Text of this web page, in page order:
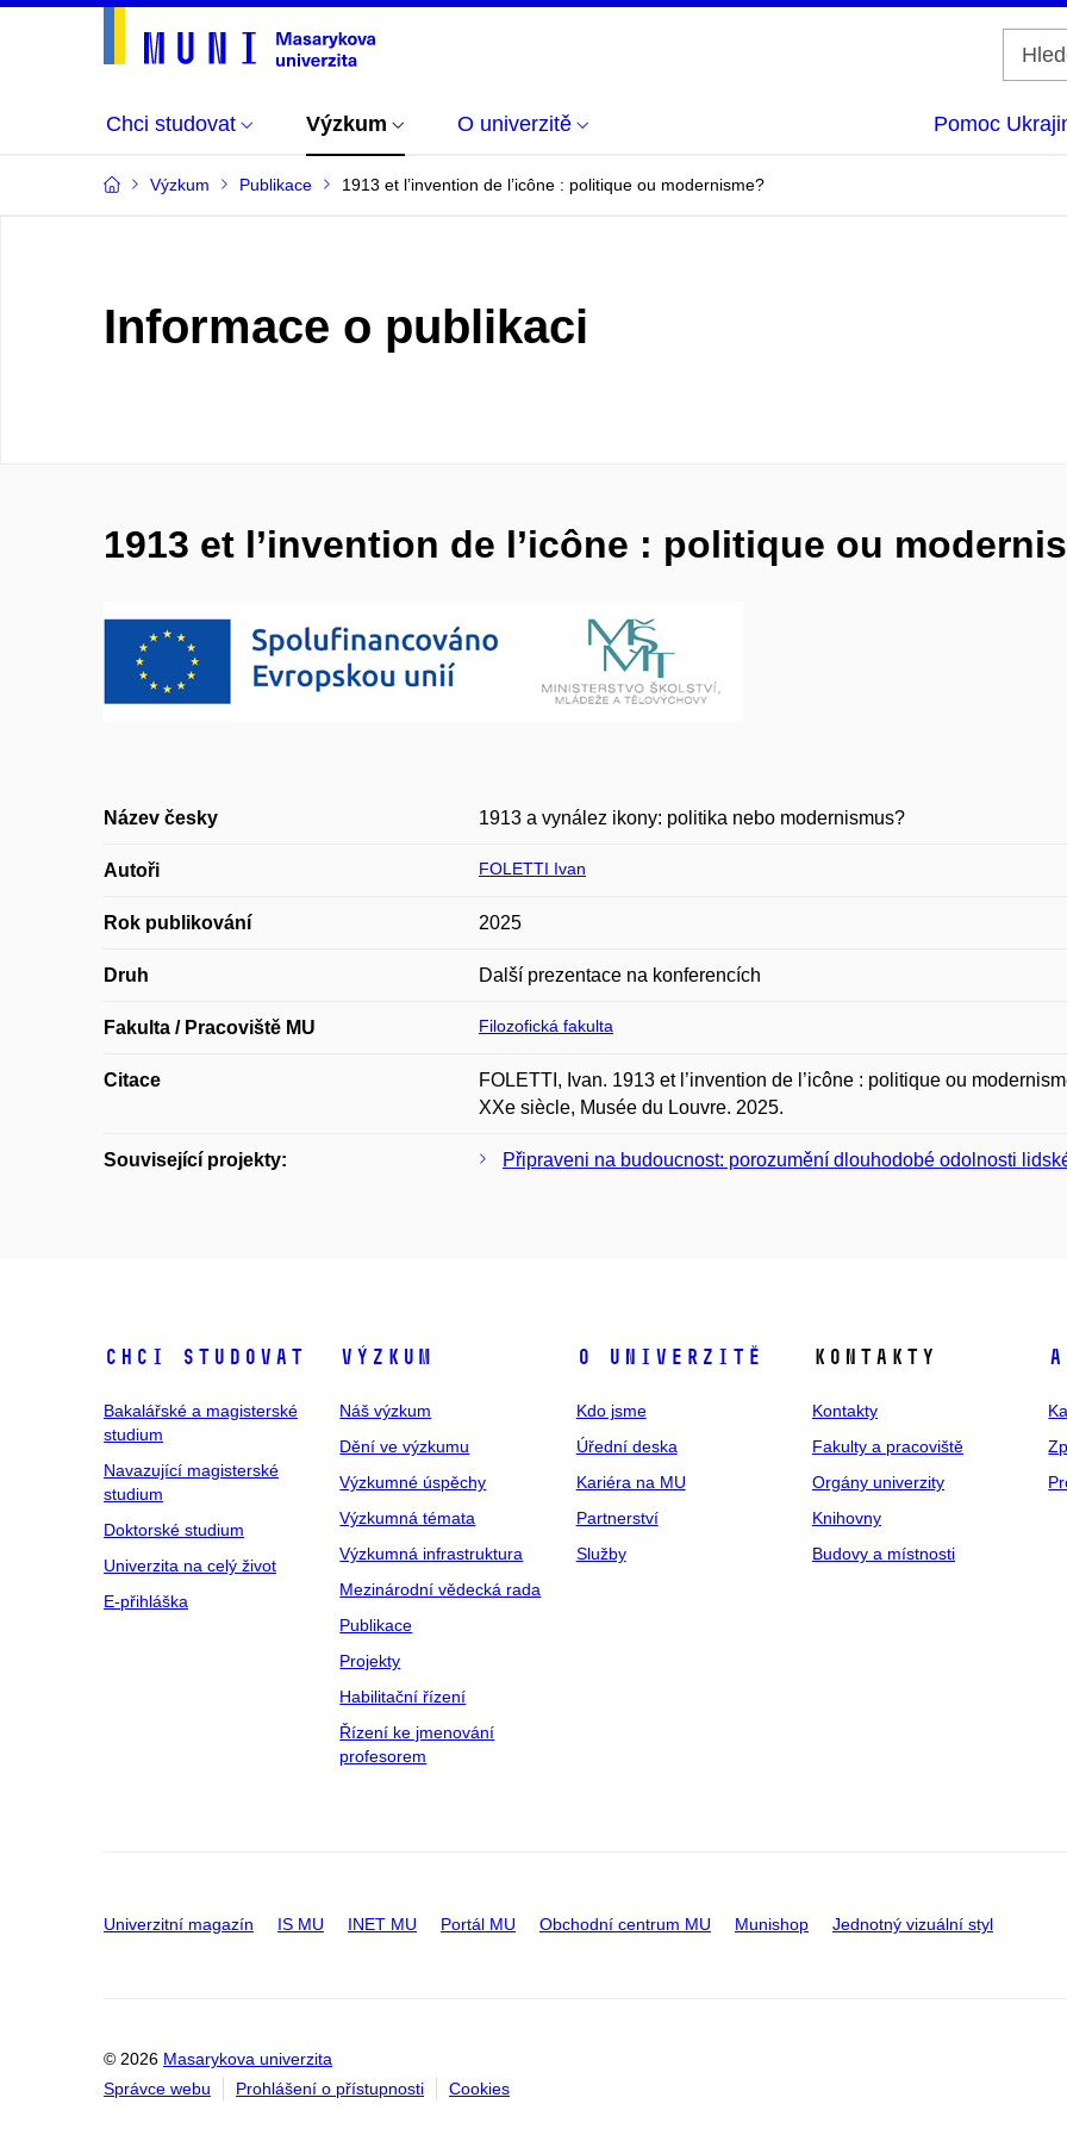
Chci studovat Výzkum O univerzitě Pomoc
Výzkum Publikace 1913 et l’invention de l’icône : politique ou modernisme?
Informace o publikaci
1913 et l’invention de l’icône : politique ou
Název česky 1913 a vynález ikony: politika nebo modernismus?
Autoři FOLETTI Ivan
Rok publikování 2025
Druh Další prezentace na konferencích
Fakulta / Pracoviště MU Filozofická fakulta
Citace
FOLETTI, Ivan. 1913 et l’invention de l’icône : politique ou
XXe siècle, Musée du Louvre. 2025.
Související projekty: Připraveni na budoucnost: porozumění dlouhodobé odolnosti
Chci studovat
Bakalářské a magisterské
studium
Navazující magisterské
studium
Doktorské studium
Univerzita na celý život
E-přihláška
Výzkum
Náš výzkum
Dění ve výzkumu
Výzkumné úspěchy
Výzkumná témata
Výzkumná infrastruktura
Mezinárodní vědecká rada
Publikace
Projekty
Habilitační řízení
Řízení ke jmenování
profesorem
O univerzitě
Kdo jsme
Úřední deska
Kariéra na MU
Partnerství
Služby
Kontakty
Kontakty
Fakulty a pracoviště
Orgány univerzity
Knihovny
Budovy a místnosti
Univerzitní magazín IS MU INET MU Portál MU Obchodní centrum MU Munishop Jednotný vizuální styl
© 2026 Masarykova univerzita
Správce webu
Prohlášení o přístupnosti Cookies